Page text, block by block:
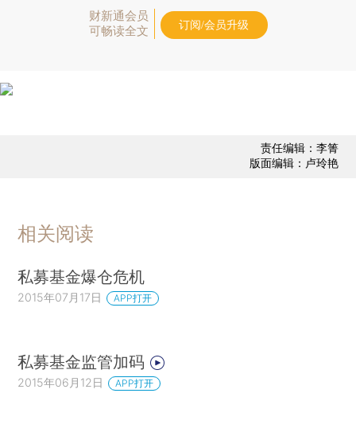
财新通会员
可畅读全文
订阅/会员升级
责任编辑：李箐
版面编辑：卢玲艳
相关阅读
私募基金爆仓危机
2015年07月17日 APP打开
私募基金监管加码
2015年06月12日 APP打开